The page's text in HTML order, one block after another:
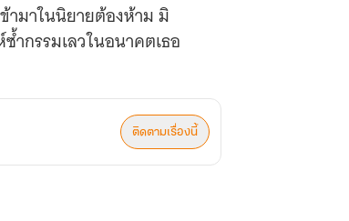
ามาในนิยายต้องห้าม มิ
ำกรรมเลวในอนาคตเธอ
ติดตามเรื่องนี้